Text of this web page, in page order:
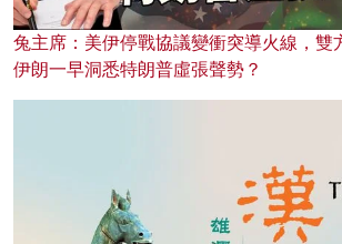
兔主席：美伊停戰協議變衝突導火線，雙
伊朗一早洞悉特朗普虛張聲勢？